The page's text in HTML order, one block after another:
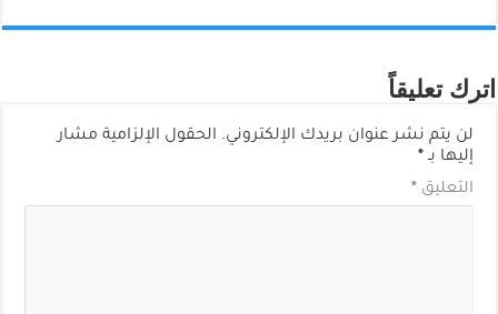
اترك تعليقاً
لن يتم نشر عنوان بريدك الإلكتروني. الحقول الإلزامية مشار
إليها بـ*
التعليق*